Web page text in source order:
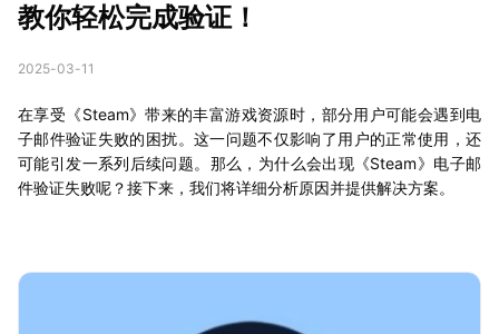
教你轻松完成验证！
2025-03-11
在享受《Steam》带来的丰富游戏资源时，部分用户可能会遇到电
子邮件验证失败的困扰。这一问题不仅影响了用户的正常使用，还
可能引发一系列后续问题。那么，为什么会出现《Steam》电子邮
件验证失败呢？接下来，我们将详细分析原因并提供解决方案。